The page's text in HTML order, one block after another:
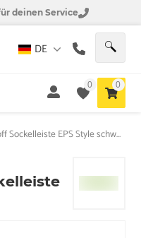
deinen Service
DE
0 0
HORI Kunststoff Sockelleiste EPS Style schwarz